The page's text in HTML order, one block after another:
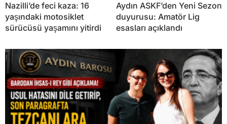
Nazilli’de feci kaza: 16
yaşındaki motosiklet
sürücüsü yaşamını yitirdi
Aydın ASKF’den Yeni Sezon
duyurusu: Amatör Lig
esasları açıklandı